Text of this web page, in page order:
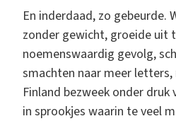
En inderdaad, zo gebeurde.
zonder gewicht, groeide uit
noemenswaardig gevolg,
smachten naar meer letters,
Finland bezweek onder
in sprookjes waarin te veel